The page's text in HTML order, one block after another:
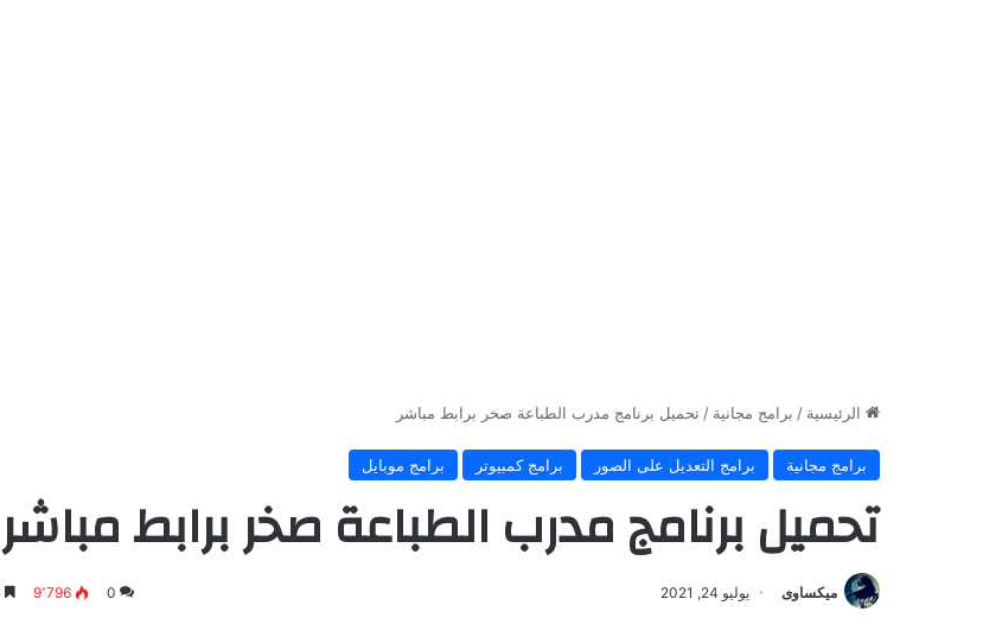
الرئيسية / برامج مجانية / تحميل برنامج مدرب الطباعة صخر برابط مباشر
برامج مجانية برامج التعديل على الصور برامج كمبيوتر برامج موبايل
تحميل برنامج مدرب الطباعة صخر برابط مباشر
ميكساوى يوليو 24, 2021 0 9٬796